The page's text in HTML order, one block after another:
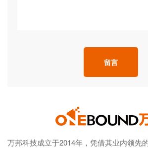
留言
万邦科技成立于2014年，凭借其业内领先